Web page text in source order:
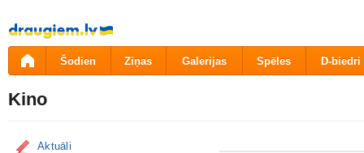
Pāriet
uz
saturu
Šodien Ziņas Galerijas Spēles D-biedri
Kino
Aktuāli